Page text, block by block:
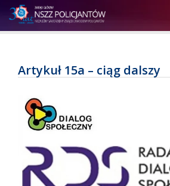
Artykuł 15a – ciąg dalszy